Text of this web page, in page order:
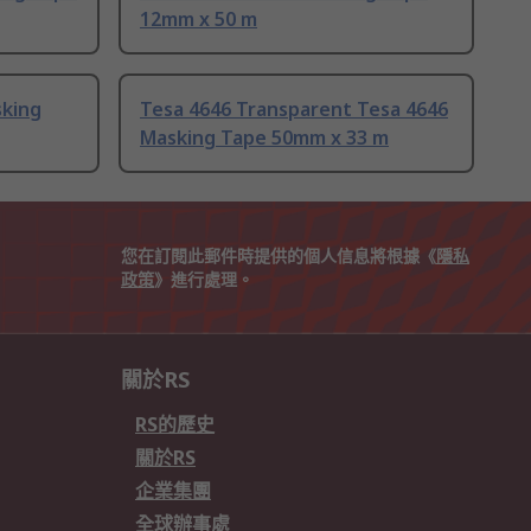
12mm x 50 m
Tesa 4646 Transparent Tesa 4646
Masking Tape 50mm x 33 m
您在訂閱此郵件時提供的個人信息將根據《隱私
政策》進行處理。
關於RS
RS的歷史
關於RS
企業集團
全球辦事處